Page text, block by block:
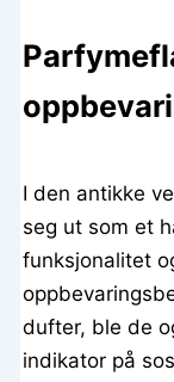
I den antikke
seg ut som et
funksjonalitet
dufter, ble de
indikator på